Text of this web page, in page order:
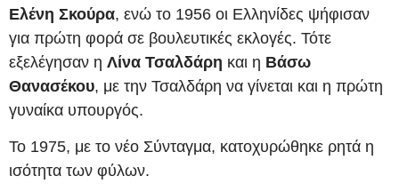
Ελένη Σκούρα, ενώ το 1956 οι Ελληνίδες ψήφισαν
για πρώτη φορά σε βουλευτικές εκλογές. Τότε
εξελέγησαν η Λίνα Τσαλδάρη και η Βάσω
Θανασέκου, με την Τσαλδάρη να γίνεται και η πρώτη
γυναίκα υπουργός.
Το 1975, με το νέο Σύνταγμα, κατοχυρώθηκε ρητά η
ισότητα των φύλων.